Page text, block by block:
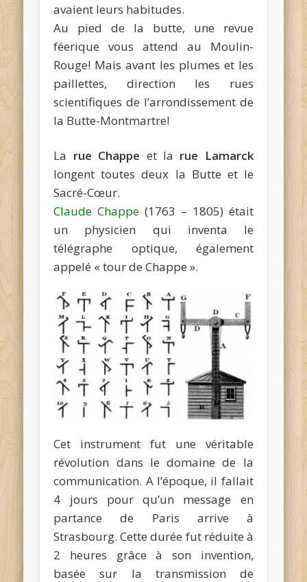
avaient leurs habitudes.
Au pied de la butte, une revue
féerique vous attend au Moulin-
Rouge! Mais avant les plumes et les
paillettes, direction les rues
scientifiques de l’arrondissement de
la Butte-Montmartre!
La rue Chappe et la rue Lamarck
longent toutes deux la Butte et le
Sacré-Cœur.
Claude Chappe (1763 – 1805) était
un physicien qui inventa le
télégraphe optique, également
appelé « tour de Chappe ».
Cet instrument fut une véritable
révolution dans le domaine de la
communication. A l’époque, il fallait
4 jours pour qu’un message en
partance de Paris arrive à
Strasbourg. Cette durée fut réduite à
2 heures grâce à son invention,
basée sur la transmission de